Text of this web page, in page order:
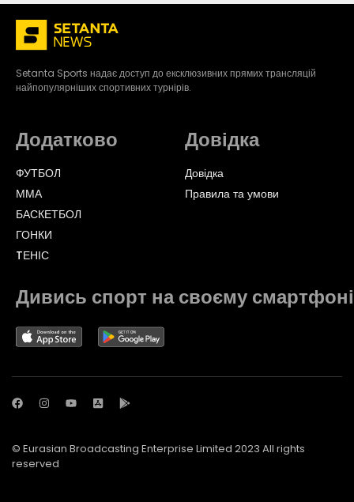
Setanta Sports надає доступ до ексклюзивних прямих трансляцій
найпопулярніших спортивних турнірів.
Додатково
ФУТБОЛ
ММА
БАСКЕТБОЛ
ГОНКИ
TЕНІС
Довідка
Довідка
Правила та умови
Дивись спорт на своєму смартфоні
© Eurasian Broadcasting Enterprise Limited 2023 All rights
reserved